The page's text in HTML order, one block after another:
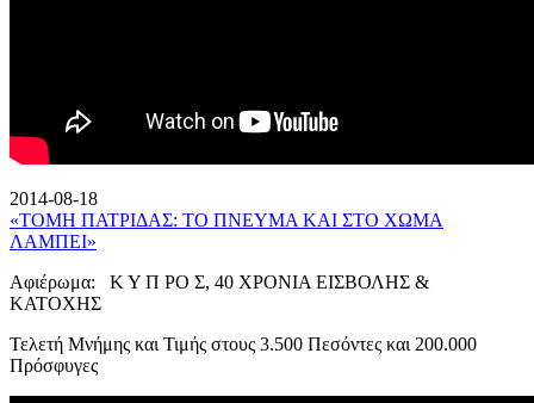
2014-08-18
«ΤΟΜΗ ΠΑΤΡΙΔΑΣ: ΤΟ ΠΝΕΥΜΑ ΚΑΙ ΣΤΟ ΧΩΜΑ
ΛΑΜΠΕΙ»
Αφιέρωμα: Κ Υ Π ΡΟ Σ, 40 ΧΡΟΝΙΑ ΕΙΣΒΟΛΗΣ &
ΚΑΤΟΧΗΣ
Τελετή Μνήμης και Τιμής στους 3.500 Πεσόντες και 200.000
Πρόσφυγες